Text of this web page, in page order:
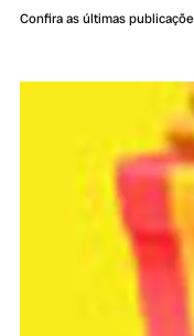
Confira as últimas